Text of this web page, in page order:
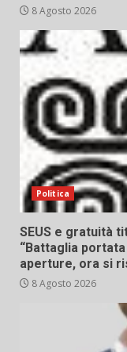
8 Agosto 2026
Politica
SEUS e gratuità
“Battaglia
aperture, ora si
8 Agosto 2026